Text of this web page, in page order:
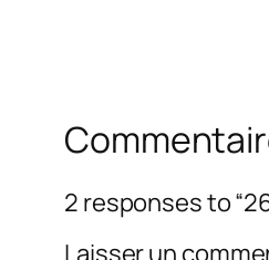
2 responses to
Laisser un